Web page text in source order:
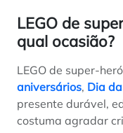
LEGO de
qual ocasião?
LEGO de super-
aniversários, Dia
presente durável,
costuma agradar